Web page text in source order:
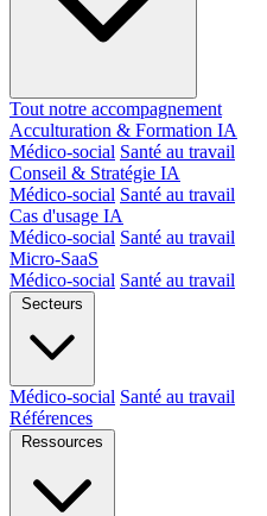
Tout notre accompagnement
Acculturation & Formation IA
Médico-social Santé au travail
Conseil & Stratégie IA
Médico-social Santé au travail
Cas d'usage IA
Médico-social Santé au travail
Micro-SaaS
Médico-social Santé au travail
Secteurs
Médico-social Santé au travail
Références
Ressources